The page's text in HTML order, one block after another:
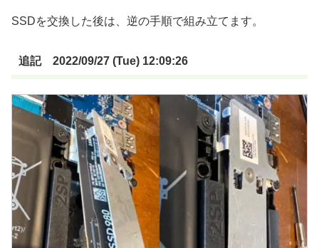
SSDを交換した後は、逆の手順で組み立てます。
追記 2022/09/27 (Tue) 12:09:26